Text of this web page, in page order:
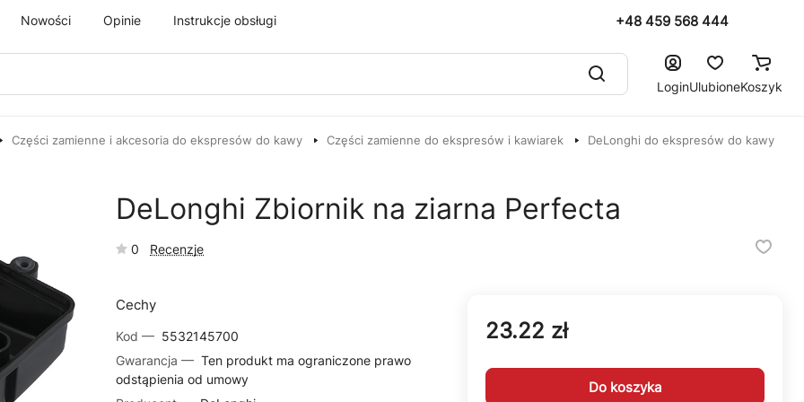
Nowości Opinie Instrukcje obsługi +48 459 568 444
LoginUlubioneKoszyk
Części zamienne i akcesoria do ekspresów do kawy Części zamienne do ekspresów i kawiarek
DeLonghi do ekspresów do kawy
DeLonghi Zbiornik na ziarna Perfecta
0 Recenzje
Cechy
Kod — 5532145700
Gwarancja — Ten produkt ma ograniczone prawo
odstąpienia od umowy
23.22 zł
Do koszyka